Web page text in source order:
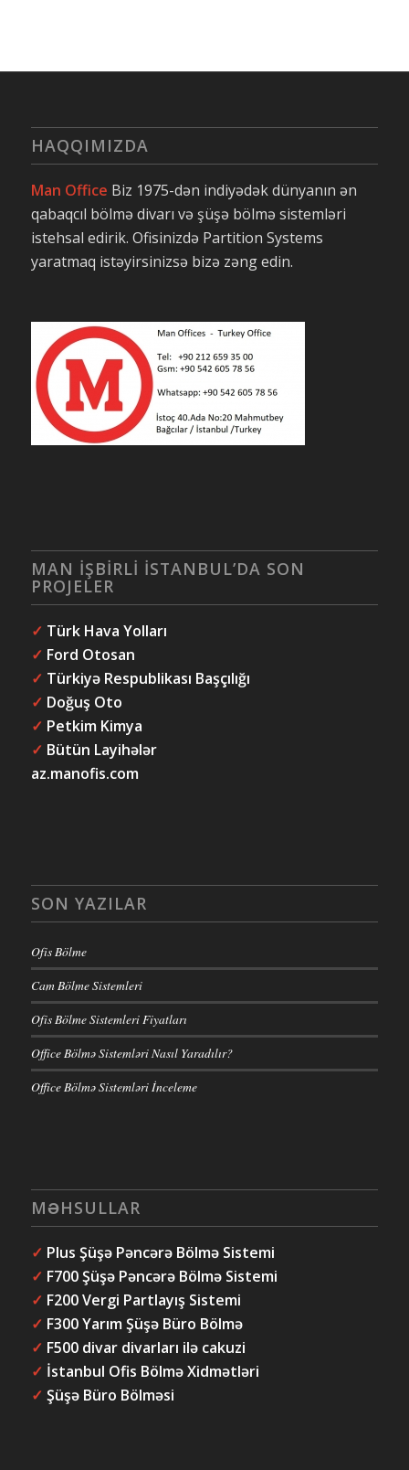
HAQQIMIZDA
Man Office Biz 1975-dən indiyədək dünyanın ən
qabaqcıl bölmə divarı və şüşə bölmə sistemləri
istehsal edirik. Ofisinizdə Partition Systems
yaratmaq istəyirsinizsə bizə zəng edin.
MAN İŞBİRLİ İSTANBUL’DA SON
PROJELER
✓ Türk Hava Yolları
✓ Ford Otosan
✓ Türkiyə Respublikası Başçılığı
✓ Doğuş Oto
✓ Petkim Kimya
✓ Bütün Layihələr
az.manofis.com
SON YAZILAR
Ofis Bölme
Cam Bölme Sistemleri
Ofis Bölme Sistemleri Fiyatları
Office Bölmə Sistemləri Nasıl Yaradılır?
Office Bölmə Sistemləri İnceleme
MƏHSULLAR
✓ Plus Şüşə Pəncərə Bölmə Sistemi
✓ F700 Şüşə Pəncərə Bölmə Sistemi
✓ F200 Vergi Partlayış Sistemi
✓ F300 Yarım Şüşə Büro Bölmə
✓ F500 divar divarları ilə cakuzi
✓ İstanbul Ofis Bölmə Xidmətləri
✓ Şüşə Büro Bölməsi